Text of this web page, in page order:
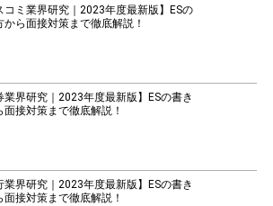
コミ業界研究｜2023年度最新版】ESの
から面接対策まで徹底解説！
業界研究｜2023年度最新版】ESの書き
面接対策まで徹底解説！
業界研究｜2023年度最新版】ESの書き
面接対策まで徹底解説！